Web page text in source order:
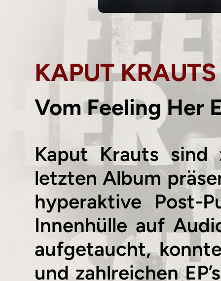
KAPUT KRAUTS
Vom Feeling Her
Kaput Krauts sind
letzten Album
hyperaktive Post-
Innenhülle auf
aufgetaucht,
und zahlreichen